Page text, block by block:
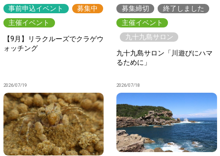
事前申込イベント
募集中
主催イベント
【9月】リラクルーズでクラゲウ
ォッチング
募集締切
終了しました
主催イベント
九十九島サロン
九十九島サロン「川遊びにハマ
るために」
2026/07/19 2026/07/18